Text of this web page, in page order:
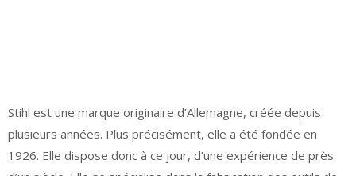
Stihl est une marque originaire d’Allemagne, créée depuis
plusieurs années. Plus précisément, elle a été fondée en
1926. Elle dispose donc à ce jour, d’une expérience de près